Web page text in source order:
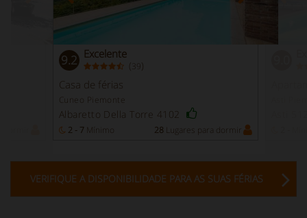
9.2 Excelente
( 39)
Casa de férias
Cuneo Piemonte
Albaretto Della Torre 4102
2 - 7 Mínimo 28 Lugares para dormir
VERIFIQUE A DISPONIBILIDADE PARA AS SUAS FÉRIAS